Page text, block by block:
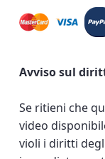
Avviso sul
Se ritieni che
video
violi i diritti